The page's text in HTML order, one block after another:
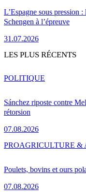
L’Espagne sous pression
Schengen à l’épreuve
31.07.2026
LES PLUS RÉCENTS
Sánchez riposte contre
rétorsion
07.08.2026
POLITIQUE
Poulets, bovins et ours
07.08.2026
PROAGRICULTURE &